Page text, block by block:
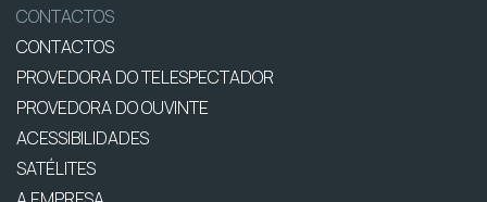
CONTACTOS
CONTACTOS
PROVEDORA DO TELESPECTADOR
PROVEDORA DO OUVINTE
ACESSIBILIDADES
SATÉLITES